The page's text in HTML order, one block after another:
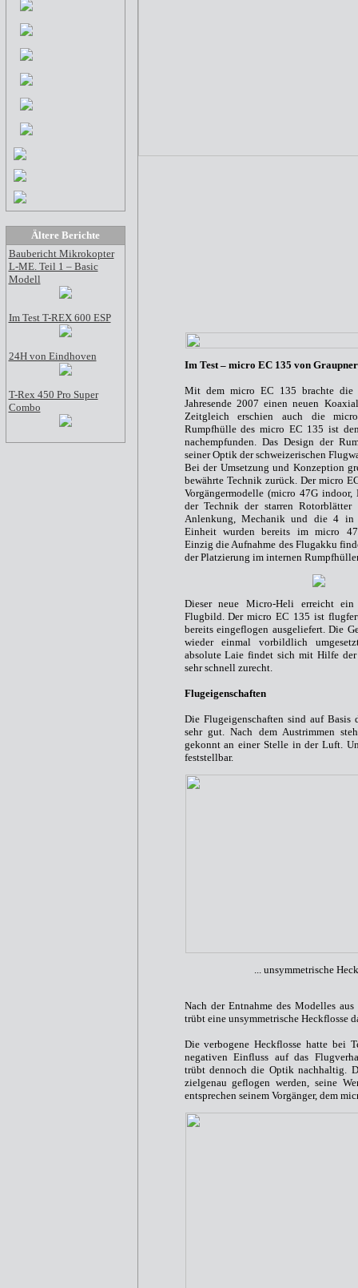
Ältere Berichte
Baubericht Mikrokopter
L-ME. Teil 1 – Basic
Modell
Im Test T-REX 600 ESP
24H von Eindhoven
T-Rex 450 Pro Super
Combo
Im Test – micro EC 135 von Graupner
Mit dem micro EC 135 brachte die
Jahresende 2007 einen neuen
Zeitgleich erschien auch die
Rumpfhülle des micro EC 135 ist
nachempfunden. Das Design der
seiner Optik der schweizerischen
Bei der Umsetzung und Konzeption
bewährte Technik zurück. Der micro
Vorgängermodelle (micro 47G indoor,
der Technik der starren Rotorblätter
Anlenkung, Mechanik und die 4 in
Einheit wurden bereits im micro
Einzig die Aufnahme des Flugakku
der Platzierung im internen
Dieser neue Micro-Heli erreicht ein
Flugbild. Der micro EC 135 ist
bereits eingeflogen ausgeliefert. Die
wieder einmal vorbildlich
absolute Laie findet sich mit Hilfe der
sehr schnell zurecht.
Flugeigenschaften
Die Flugeigenschaften sind auf Basis
sehr gut. Nach dem Austrimmen
gekonnt an einer Stelle in der Luft.
feststellbar.
... unsymmetrische
Nach der Entnahme des Modelles aus
trübt eine unsymmetrische Heckflosse
Die verbogene Heckflosse hatte bei
negativen Einfluss auf das
trübt dennoch die Optik nachhaltig.
zielgenau geflogen werden, seine
entsprechen seinem Vorgänger, dem